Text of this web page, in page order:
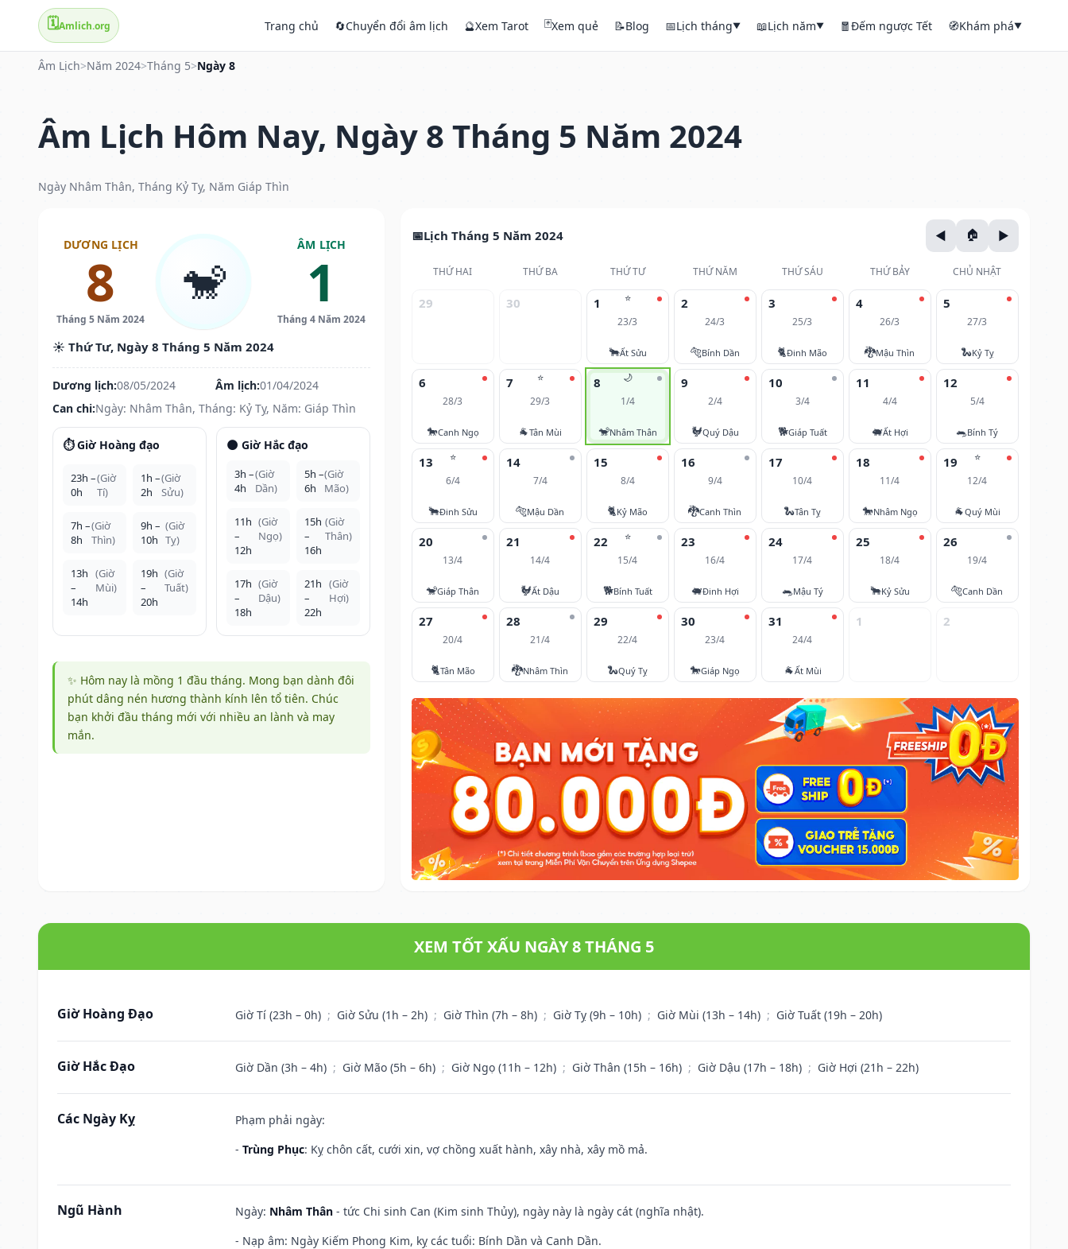
🗓️Amlich.org Trang chủ 🔄Chuyển đổi âm lịch 🔮Xem Tarot 🃏Xem quẻ 📝Blog 📅Lịch tháng▼ 📖Lịch năm▼ 🧧Đếm ngược Tết 🧭Khám phá▼
Âm Lịch>Năm 2024>Tháng 5>Ngày 8
Âm Lịch Hôm Nay, Ngày 8 Tháng 5 Năm 2024
Ngày Nhâm Thân, Tháng Kỷ Tỵ, Năm Giáp Thìn
DƯƠNG LỊCH
8
Tháng 5 Năm 2024
🐒
ÂM LỊCH
1
Tháng 4 Năm 2024
☀️ Thứ Tư, Ngày 8 Tháng 5 Năm 2024
Dương lịch:08/05/2024 Âm lịch:01/04/2024
Can chi:Ngày: Nhâm Thân, Tháng: Kỷ Tỵ, Năm: Giáp Thìn
⏱️ Giờ Hoàng đạo
23h –
0h
(Giờ
Tí)
1h –
2h
(Giờ
Sửu)
7h –
8h
(Giờ
Thìn)
9h –
10h
(Giờ
Tỵ)
13h
–
14h
(Giờ
Mùi)
19h
–
20h
(Giờ
Tuất)
🌑 Giờ Hắc đạo
3h –
4h
(Giờ
Dần)
5h –
6h
(Giờ
Mão)
11h
–
12h
(Giờ
Ngọ)
15h
–
16h
(Giờ
Thân)
17h
–
18h
(Giờ
Dậu)
21h
–
22h
(Giờ
Hợi)
✨ Hôm nay là mồng 1 đầu tháng. Mong bạn dành đôi
phút dâng nén hương thành kính lên tổ tiên. Chúc
bạn khởi đầu tháng mới với nhiều an lành và may
mắn.
Lịch Tháng 5 Năm 2024
THỨ HAI THỨ BA THỨ TƯ THỨ NĂM THỨ SÁU THỨ BẢY CHỦ NHẬT
29 30 ⭐
1
23/3
🐂Ất Sửu
2
24/3
🐅Bính Dần
3
25/3
🐈Đinh Mão
4
26/3
🐉Mậu Thìn
5
27/3
🐍Kỷ Tỵ
6
28/3
🐎Canh Ngọ
⭐
7
29/3
🐐Tân Mùi
🌙
8
1/4
🐒Nhâm Thân
9
2/4
🐓Quý Dậu
10
3/4
🐕Giáp Tuất
11
4/4
🐖Ất Hợi
12
5/4
🐀Bính Tý
⭐
13
6/4
🐂Đinh Sửu
14
7/4
🐅Mậu Dần
15
8/4
🐈Kỷ Mão
16
9/4
🐉Canh Thìn
17
10/4
🐍Tân Tỵ
18
11/4
🐎Nhâm Ngọ
⭐
19
12/4
🐐Quý Mùi
20
13/4
🐒Giáp Thân
21
14/4
🐓Ất Dậu
⭐
22
15/4
🐕Bính Tuất
23
16/4
🐖Đinh Hợi
24
17/4
🐀Mậu Tý
25
18/4
🐂Kỷ Sửu
26
19/4
🐅Canh Dần
27
20/4
🐈Tân Mão
28
21/4
🐉Nhâm Thìn
29
22/4
🐍Quý Tỵ
30
23/4
🐎Giáp Ngọ
31
24/4
🐐Ất Mùi
1 2
XEM TỐT XẤU NGÀY 8 THÁNG 5
Giờ Hoàng Đạo Giờ Tí (23h – 0h) ; Giờ Sửu (1h – 2h) ; Giờ Thìn (7h – 8h) ; Giờ Tỵ (9h – 10h) ; Giờ Mùi (13h – 14h) ; Giờ Tuất (19h – 20h)
Giờ Hắc Đạo Giờ Dần (3h – 4h) ; Giờ Mão (5h – 6h) ; Giờ Ngọ (11h – 12h) ; Giờ Thân (15h – 16h) ; Giờ Dậu (17h – 18h) ; Giờ Hợi (21h – 22h)
Các Ngày Kỵ
Phạm phải ngày:
- Trùng Phục: Kỵ chôn cất, cưới xin, vợ chồng xuất hành, xây nhà, xây mồ mả.
Ngũ Hành Ngày: Nhâm Thân - tức Chi sinh Can (Kim sinh Thủy), ngày này là ngày cát (nghĩa nhật).
- Nạp âm: Ngày Kiếm Phong Kim, kỵ các tuổi: Bính Dần và Canh Dần.